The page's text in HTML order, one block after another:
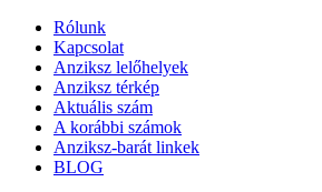
Rólunk
Kapcsolat
Anziksz lelőhelyek
Anziksz térkép
Aktuális szám
A korábbi számok
Anziksz-barát linkek
BLOG